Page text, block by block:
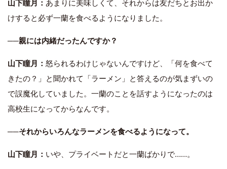
山下瞳月： あまりに美味しくて、それからは友だちとお出か
けすると必ず一蘭を食べるようになりました。
──親には内緒だったんですか？
山下瞳月： 怒られるわけじゃないんですけど、「何を食べて
きたの？」と聞かれて「ラーメン」と答えるのが気まずいの
で誤魔化していました。一蘭のことを話すようになったのは
高校生になってからなんです。
──それからいろんなラーメンを食べるようになって。
山下瞳月： いや、プライベートだと一蘭ばかりで……。